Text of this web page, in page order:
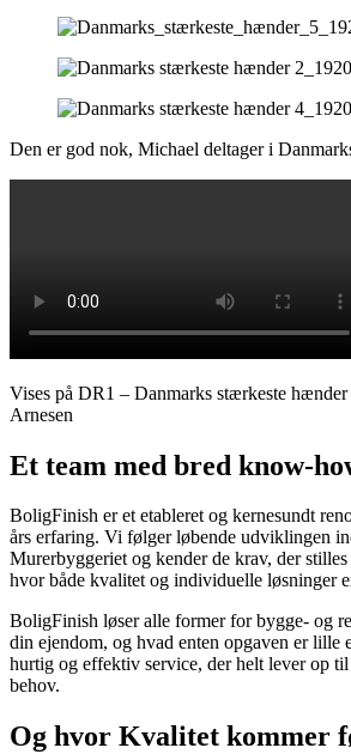
Den er god nok, Michael deltager i
Vises på DR1 – Danmarks stærkeste
Arnesen
Et team med bred know-
BoligFinish er et etableret og kernesundt
års erfaring. Vi følger løbende udviklingen
Murerbyggeriet og kender de krav, der
hvor både kvalitet og individuelle løsninger
BoligFinish løser alle former for bygge- og
din ejendom, og hvad enten opgaven er lille
hurtig og effektiv service, der helt lever op
behov.
Og hvor Kvalitet kommer